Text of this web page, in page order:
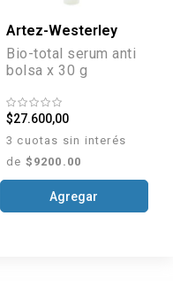
Artez-Westerley
Bio-total serum anti
bolsa x 30 g
$27.600,00
3 cuotas sin interés
de $9200.00
Agregar